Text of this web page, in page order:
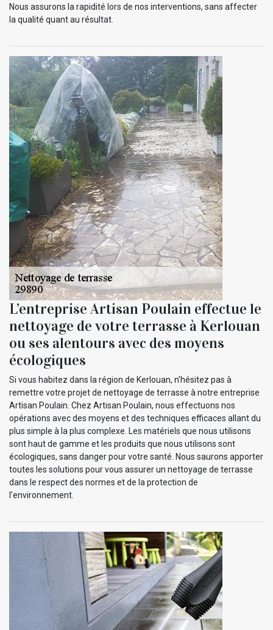
Nous assurons la rapidité lors de nos interventions, sans affecter
la qualité quant au résultat.
L’entreprise Artisan Poulain effectue le
nettoyage de votre terrasse à Kerlouan
ou ses alentours avec des moyens
écologiques
Si vous habitez dans la région de Kerlouan, n'hésitez pas à
remettre votre projet de nettoyage de terrasse à notre entreprise
Artisan Poulain. Chez Artisan Poulain, nous effectuons nos
opérations avec des moyens et des techniques efficaces allant du
plus simple à la plus complexe. Les matériels que nous utilisons
sont haut de gamme et les produits que nous utilisons sont
écologiques, sans danger pour votre santé. Nous saurons apporter
toutes les solutions pour vous assurer un nettoyage de terrasse
dans le respect des normes et de la protection de
l’environnement.